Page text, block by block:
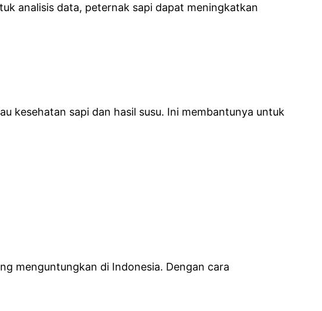
analisis data, peternak sapi dapat meningkatkan
kesehatan sapi dan hasil susu. Ini membantunya untuk
menguntungkan di Indonesia. Dengan cara